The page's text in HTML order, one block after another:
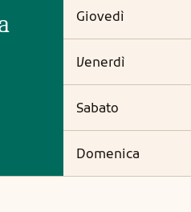
giovedì
venerdì
sabato
domenica